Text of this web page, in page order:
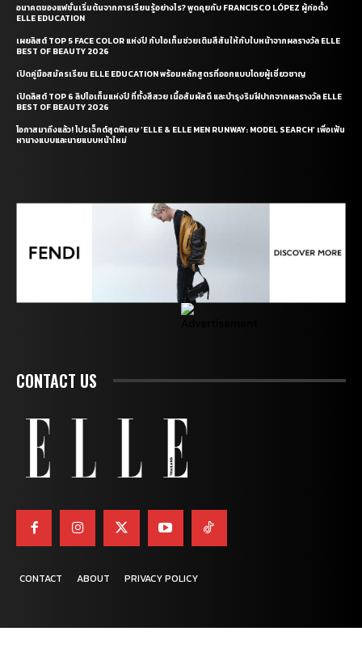
อนาคตของแฟชั่นเริ่มต้นจากการเรียนรู้อย่างไร? พูดคุยกับ FRANCISCO LÓPEZ ผู้ก่อตั้ง
ELLE EDUCATION
เผยลิสต์ TOP 5 FACE COLOR แห่งปี กับไอเท็มช่วยเติมสีสันให้กับใบหน้าจากผลรางวัล ELLE
BEST OF BEAUTY 2026
เปิดคู่มือสมัครเรียน ELLE EDUCATION พร้อมหลักสูตรที่ออกแบบโดยผู้เชี่ยวชาญ
เปิดลิสต์ TOP 6 ลิปไอเท็มแห่งปี ที่ทั้งสีสวย เนื้อสัมผัสดี และบำรุงริมฝีปากจากผลรางวัล ELLE
BEST OF BEAUTY 2026
โอกาสมาถึงแล้ว! โปรเจ็กต์สุดพิเศษ ‘ELLE & ELLE MEN RUNWAY: MODEL SEARCH’ เพื่อเฟ้น
หานางแบบและนายแบบหน้าใหม่
CONTACT US
CONTACT ABOUT PRIVACY POLICY